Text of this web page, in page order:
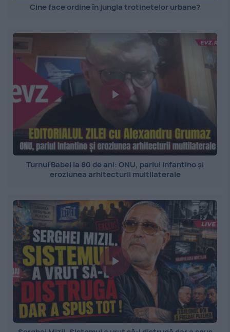
Cine face ordine în jungla trotinetelor urbane?
Turnul Babel la 80 de ani: ONU, pariul Infantino și
eroziunea arhitecturii multilaterale